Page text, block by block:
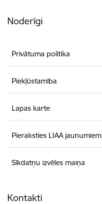
Noderīgi
Privātuma politika
Piekļūstamība
Lapas karte
Pieraksties LIAA jaunumiem
Sīkdatņu izvēles maiņa
Kontakti